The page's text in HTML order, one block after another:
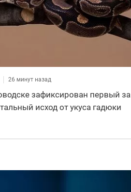
26 минут назад
зафиксирован первый за
исход от укуса гадюки